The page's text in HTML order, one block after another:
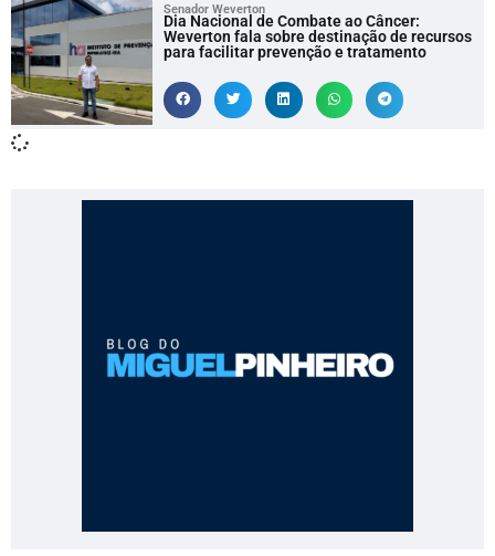
Senador Weverton
Dia Nacional de Combate ao Câncer:
Weverton fala sobre destinação de recursos
para facilitar prevenção e tratamento